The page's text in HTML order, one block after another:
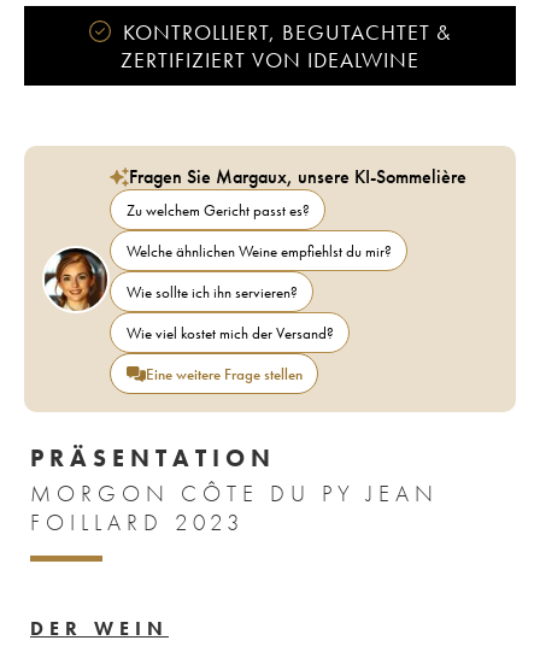
KONTROLLIERT, BEGUTACHTET &
ZERTIFIZIERT VON IDEALWINE
Fragen Sie Margaux, unsere KI-Sommelière
Zu welchem Gericht passt es?
Welche ähnlichen Weine empfiehlst du mir?
Wie sollte ich ihn servieren?
Wie viel kostet mich der Versand?
Eine weitere Frage stellen
PRÄSENTATION
MORGON CÔTE DU PY JEAN
FOILLARD 2023
DER WEIN